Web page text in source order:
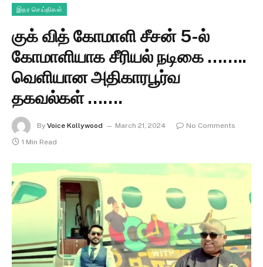
இதர செய்திகள்
குக் வித் கோமாளி சீசன் 5-ல்
கோமாளியாக சீரியல் நடிகை ……..
வெளியான அதிகாரபூர்வ
தகவல்கள் …….
By Voice Kollywood March 21, 2024
No Comments
1 Min Read